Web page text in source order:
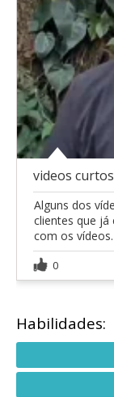
videos curtos
Alguns dos
clientes que
com os vídeos.
0
Habilidades: